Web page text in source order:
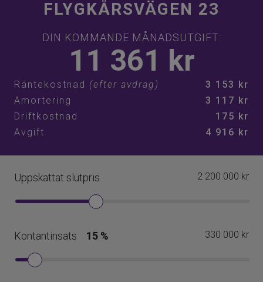
Avloppsstammar till lägenheterna rensades 2021
Fasaden och taken på de låghusen kommer att bytas ut
mot modernt snyggt falsad plåt i en ny färg som
matchar höghusens färgsättning.
191 st p-platser 350 kr/mån
6 st p-platser med elstolpe. Betlar för förbrukning
56 st garage 580 kr/mån
Parkeringsplatserna följer inte med lägenhet utan det är
separat kö, man kontaktar vår förvaltare FSS för att
ställa sig i kön, tilldelas i turordning.
I väntan på egen p-plats erbjuds boendeparkering till
reducerat pris på våra gästparkeringar.